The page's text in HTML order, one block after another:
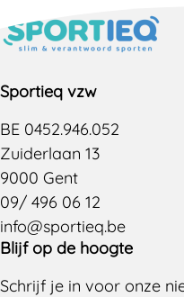
Sportieq vzw
BE 0452.946.052
Zuiderlaan 13
9000 Gent
09/ 496 06 12
info@sportieq.be
Blijf op de hoogte
Schrijf je in voor onze